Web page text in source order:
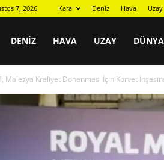
7, 2026 Kara Deniz Hava Uzay
DENIZ HAVA UZAY DÜNYA
Malezya Kraliyet Donanması İçin Korvet